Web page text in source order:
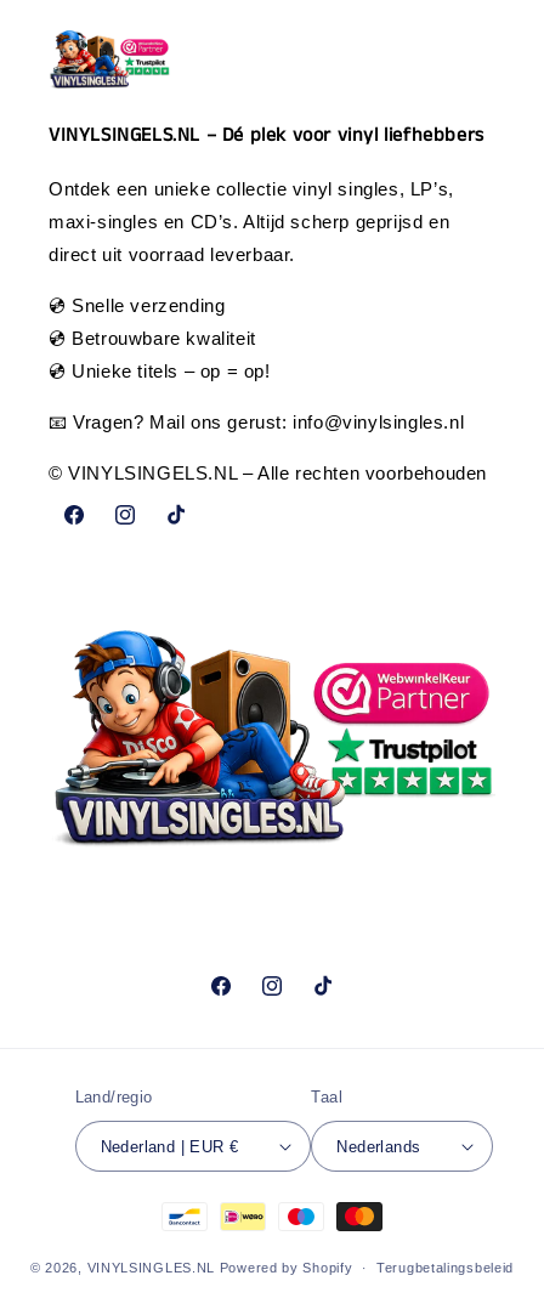
VINYLSINGELS.NL – Dé plek voor vinyl liefhebbers
Ontdek een unieke collectie vinyl singles, LP’s,
maxi-singles en CD’s. Altijd scherp geprijsd en
direct uit voorraad leverbaar.
💿 Snelle verzending
💿 Betrouwbare kwaliteit
💿 Unieke titels – op = op!
📧 Vragen? Mail ons gerust: info@vinylsingles.nl
© VINYLSINGELS.NL – Alle rechten voorbehouden
FacebookInstagramTikTok
FacebookInstagramTikTok
Land/regio
Nederland | EUR €
Taal
Nederlands
Betaalmethoden
© 2026, VINYLSINGLES.NL Powered by Shopify Terugbetalingsbeleid